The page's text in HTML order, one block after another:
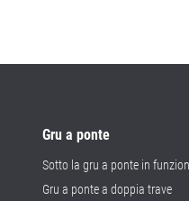
Gru a ponte
Sotto la gru a ponte in
Gru a ponte a doppia trave